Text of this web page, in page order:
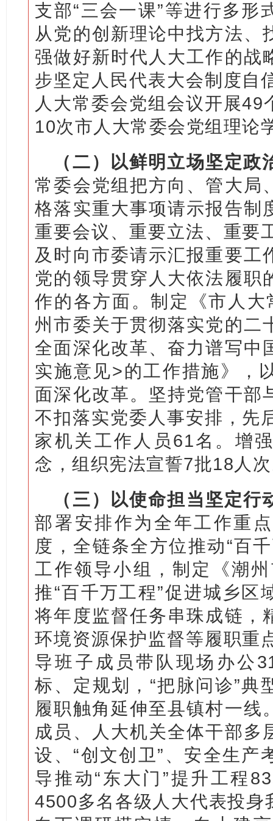
支部“三会一课”等进行多形
从党的创新理论中找方法、
强做好新时代人大工作的战
步坚定人民代表大会制度自
人大常委会党组会议开展
10次市人大常委会党组理论
（二）以鲜明立场坚定政
常委会党组把方向、管大局
格落实重大事项请示报告制
重要会议、重要立法、重要
及时向市委请示汇报重要工
党的领导贯穿人大依法履职
作的各方面。制定《市人
州市委关于贯彻落实党的二
全面深化改革、奋力谱写中
实施意见>的工作措施》，
面深化改革。坚持党管干部
不扣落实党委人事安排，先
家机关工作人员61名。增
念，组织宪法宣誓7批18人
（三）以使命担当坚定行
部署安排作为全年工作重
度，全链条全方位推动“百
工作领导小组，制定《潮
推“百千万工程”促进城乡区
将年度监督任务串珠成链，
环境资源保护监督等履职重
导班子成员带队现场办公
标、定规划，“把脉问诊”典
履职触角延伸至县镇村一线
成员、人大机关全体干部多
设、“创文创卫”、安全生产
导推动“东大门”提升工程
4500多名各级人大代表投身